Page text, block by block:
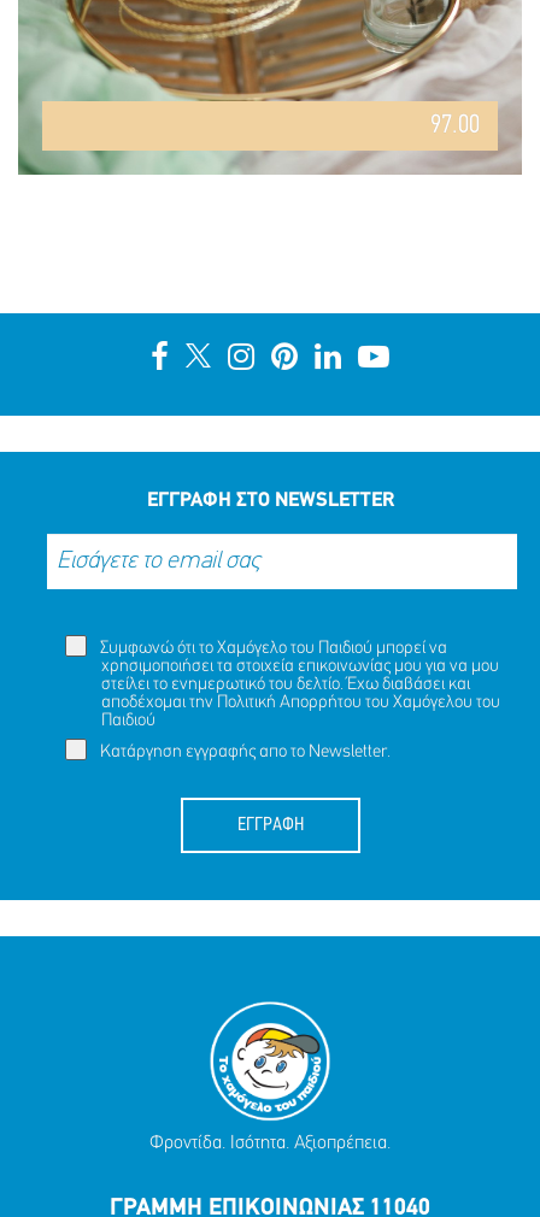
97.00
ΕΓΓΡΑΦΗ ΣΤΟ NEWSLETTER
Συμφωνώ ότι το Χαμόγελο του Παιδιού μπορεί να
χρησιμοποιήσει τα στοιχεία επικοινωνίας μου για να μου
στείλει το ενημερωτικό του δελτίο. Έχω διαβάσει και
αποδέχομαι την Πολιτική Απορρήτου του Χαμόγελου του
Παιδιού
Κατάργηση εγγραφής απο το Newsletter.
ΕΓΓΡΑΦΗ
Φροντίδα. Ισότητα. Αξιοπρέπεια.
ΓΡΑΜΜΗ ΕΠΙΚΟΙΝΩΝΙΑΣ 11040